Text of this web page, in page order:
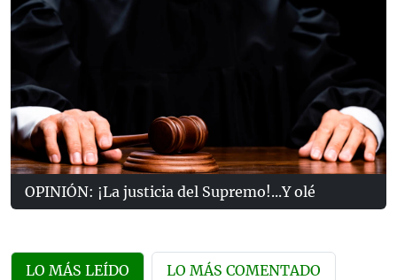
OPINIÓN: ¡La justicia del Supremo!...Y olé
LO MÁS LEÍDO LO MÁS COMENTADO